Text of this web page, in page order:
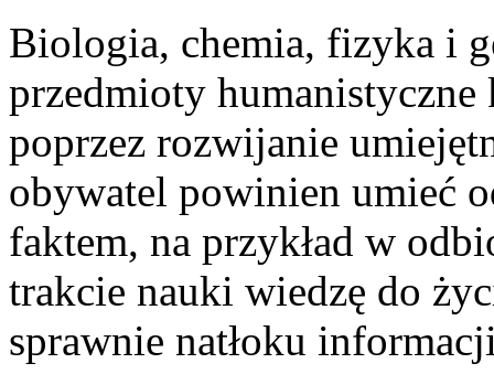
Biologia, chemia, fizyka i
przedmioty humanistyczne
poprzez rozwijanie
obywatel powinien umieć
faktem, na przykład w
trakcie nauki wiedzę do
sprawnie natłoku